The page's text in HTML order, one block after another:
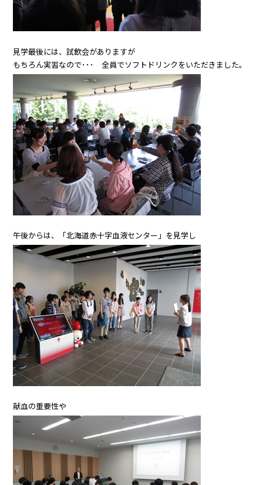
見学最後には、試飲会がありますが
もちろん実習なので･･･ 全員でソフトドリンクをいただきました。
午後からは、「北海道赤十字血液センター」を見学し
献血の重要性や